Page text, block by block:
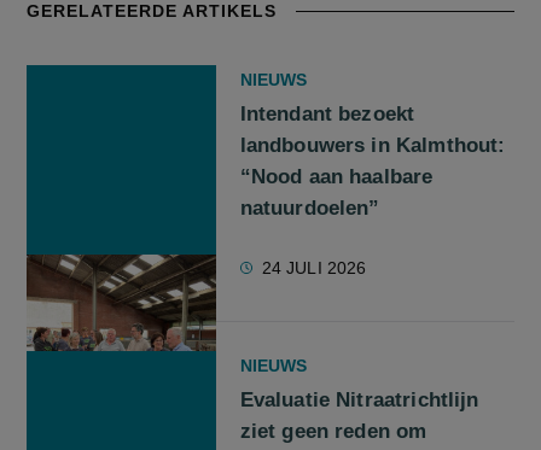
GERELATEERDE ARTIKELS
NIEUWS
Intendant bezoekt
landbouwers in Kalmthout:
“Nood aan haalbare
natuurdoelen”
24 JULI 2026
NIEUWS
Evaluatie Nitraatrichtlijn
ziet geen reden om